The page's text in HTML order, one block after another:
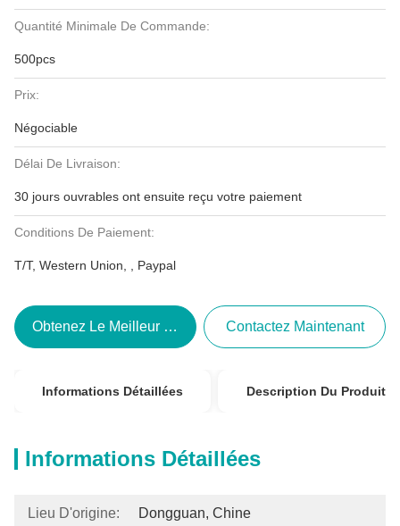
Quantité Minimale De Commande:
500pcs
Prix:
Négociable
Délai De Livraison:
30 jours ouvrables ont ensuite reçu votre paiement
Conditions De Paiement:
T/T, Western Union, , Paypal
Obtenez Le Meilleur Prix Contactez Maintenant
Informations Détaillées Description Du Produit
Informations Détaillées
Lieu D'origine: Dongguan, Chine